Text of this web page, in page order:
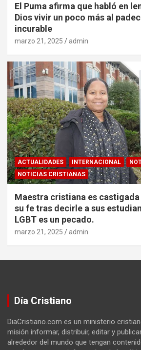
El Puma afirma que habló en
Dios vivir un poco más al
incurable
marzo 21, 2025 admin
ACTUALIDADES INTERNACIONAL
NOTICIAS CRISTIANAS
Maestra cristiana es
su fe tras decirle a sus
LGBT es un pecado.
marzo 21, 2025 admin
Día Cristiano
DiaCristiano.com es un ministerio
misión informar, distribuir, editar y
alrededor del mundo que tengan